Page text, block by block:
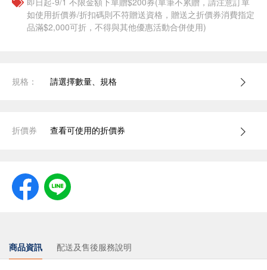
如使用折價券/折扣碼則不符贈送資格，贈送之折價券消費指定
品滿$2,000可折，不得與其他優惠活動合併使用)
規格： 請選擇數量、規格
折價券 查看可使用的折價券
商品資訊 配送及售後服務說明